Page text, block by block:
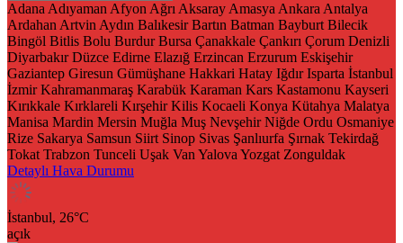
Adana Adıyaman Afyon Ağrı Aksaray Amasya Ankara Antalya
Ardahan Artvin Aydın Balıkesir Bartın Batman Bayburt Bilecik
Bingöl Bitlis Bolu Burdur Bursa Çanakkale Çankırı Çorum Denizli
Diyarbakır Düzce Edirne Elazığ Erzincan Erzurum Eskişehir
Gaziantep Giresun Gümüşhane Hakkari Hatay Iğdır Isparta İstanbul
İzmir Kahramanmaraş Karabük Karaman Kars Kastamonu Kayseri
Kırıkkale Kırklareli Kırşehir Kilis Kocaeli Konya Kütahya Malatya
Manisa Mardin Mersin Muğla Muş Nevşehir Niğde Ordu Osmaniye
Rize Sakarya Samsun Siirt Sinop Sivas Şanlıurfa Şırnak Tekirdağ
Tokat Trabzon Tunceli Uşak Van Yalova Yozgat Zonguldak
Detaylı Hava Durumu
İstanbul, 26°C
açık